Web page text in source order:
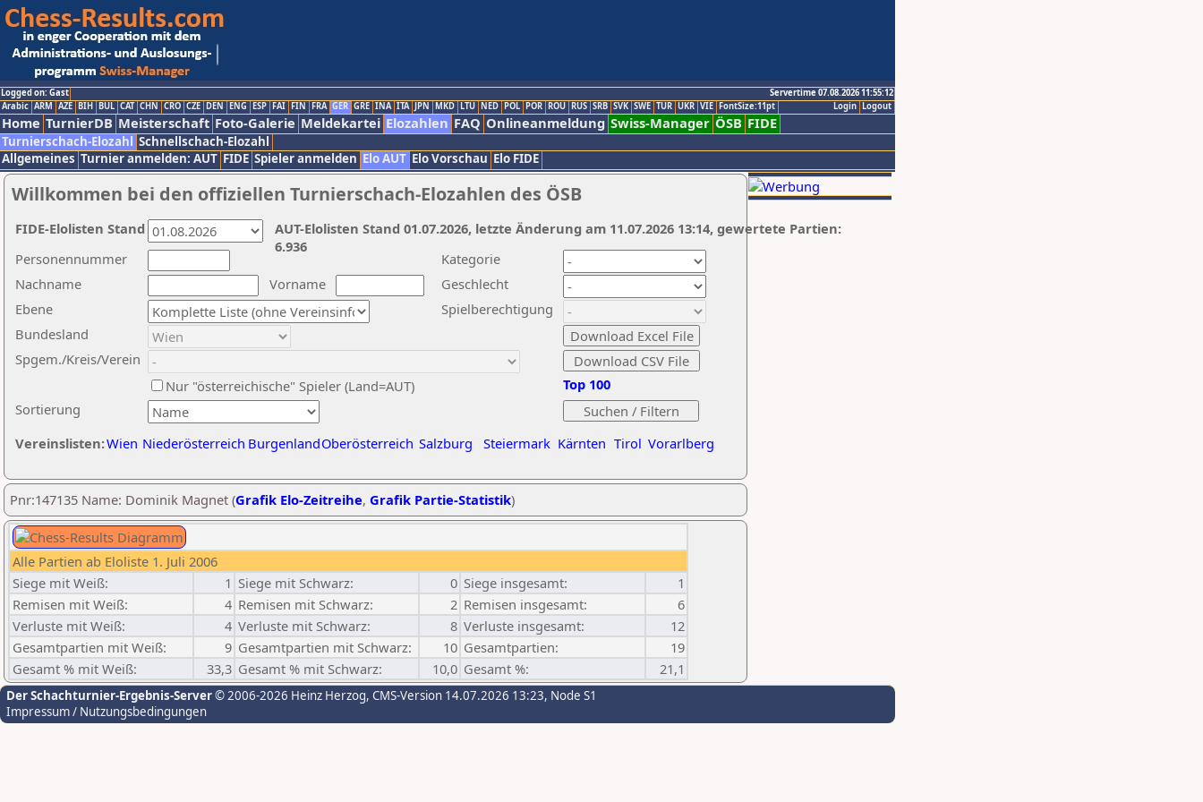
Logged on: Gast
Servertime 07.08.2026 11:55:12
Logout
Login
Arabic ARM AZE BIH BUL CAT CHN CRO CZE DEN ENG ESP FAI FIN FRA GER GRE INA ITA JPN MKD LTU NED POL POR ROU RUS SRB SVK SWE TUR UKR VIE FontSize:11pt
Home TurnierDB Meisterschaft Foto-Galerie Meldekartei Elozahlen FAQ Onlineanmeldung Swiss-Manager ÖSB FIDE
Turnierschach-Elozahl Schnellschach-Elozahl
Allgemeines Turnier anmelden: AUT FIDE Spieler anmelden Elo AUT Elo Vorschau Elo FIDE
Willkommen bei den offiziellen Turnierschach-Elozahlen des ÖSB
Nachname
Vorname
Ebene
Kategorie
Sortierung
Personennummer
Bundesland
Spgem./Kreis/Verein
Geschlecht
Nur "österreichische" Spieler (Land=AUT)
Spielberechtigung
Vereinslisten:Wien Niederösterreich BurgenlandOberösterreich Salzburg Steiermark Kärnten Tirol Vorarlberg
Top 100
AUT-Elolisten Stand 01.07.2026, letzte Änderung am 11.07.2026 13:14, gewertete Partien:
6.936
FIDE-Elolisten Stand
Pnr:147135 Name: Dominik Magnet (Grafik Elo-Zeitreihe, Grafik Partie-Statistik)
Alle Partien ab Eloliste 1. Juli 2006
Siege mit Weiß:
1 Siege mit Schwarz: 0 Siege insgesamt:
1
Remisen mit Weiß:
4 Remisen mit Schwarz: 2 Remisen insgesamt:
6
Verluste mit Weiß:
4 Verluste mit Schwarz: 8 Verluste insgesamt:
12
Gesamtpartien mit Weiß:
9 Gesamtpartien mit Schwarz: 10 Gesamtpartien:
19
Gesamt % mit Weiß:
33,3 Gesamt % mit Schwarz: 10,0 Gesamt %: 21,1
Der Schachturnier-Ergebnis-Server© 2006-2026 Heinz Herzog, CMS-Version 14.07.2026 13:23, Node S1
Impressum / Nutzungsbedingungen